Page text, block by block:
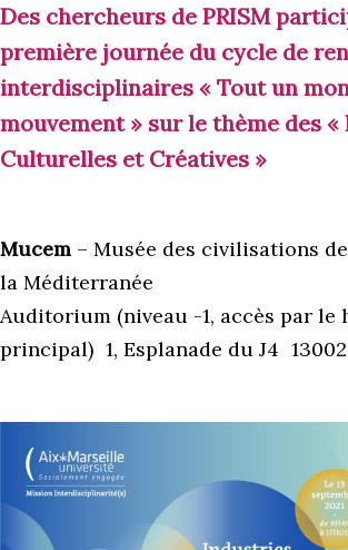
Des chercheurs de PRISM
première journée du cycle de
interdisciplinaires « Tout un
mouvement » sur le thème des
Culturelles et Créatives »
Mucem – Musée des civilisations
la Méditerranée
Auditorium (niveau -1, accès par le
principal) 1, Esplanade du J4